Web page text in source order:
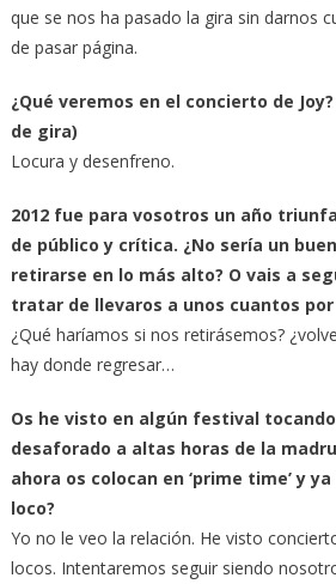
que se nos ha pasado la gira sin darnos
de pasar página.
¿Qué veremos en el concierto de
de gira)
Locura y desenfreno.
2012 fue para vosotros un año
de público y crítica. ¿No sería un
retirarse en lo más alto? O vais a
tratar de llevaros a unos cuantos
¿Qué haríamos si nos retirásemos?
hay donde regresar…
Os he visto en algún festival
desaforado a altas horas de la
ahora os colocan en ‘prime time’ y
loco?
Yo no le veo la relación. He visto
locos. Intentaremos seguir siendo